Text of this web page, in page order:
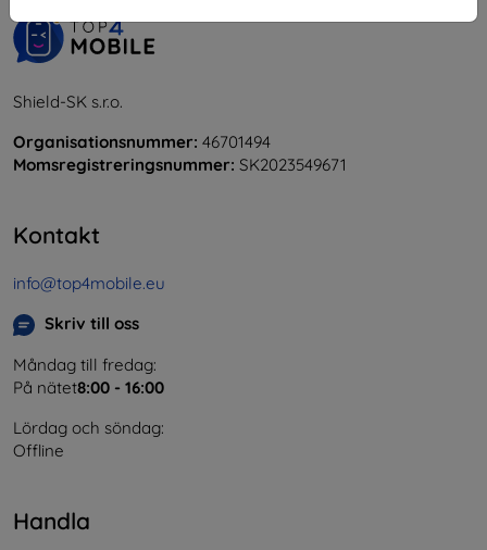
Shield-SK s.r.o.
Organisationsnummer: 46701494
Momsregistreringsnummer: SK2023549671
Kontakt
info@top4mobile.eu
Skriv till oss
Måndag till fredag:
På nätet8:00 - 16:00
Lördag och söndag:
Offline
Handla